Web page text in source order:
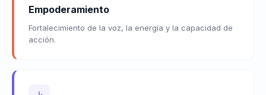
Empoderamiento
Fortalecimiento de la voz, la energía y la capacidad de
acción.